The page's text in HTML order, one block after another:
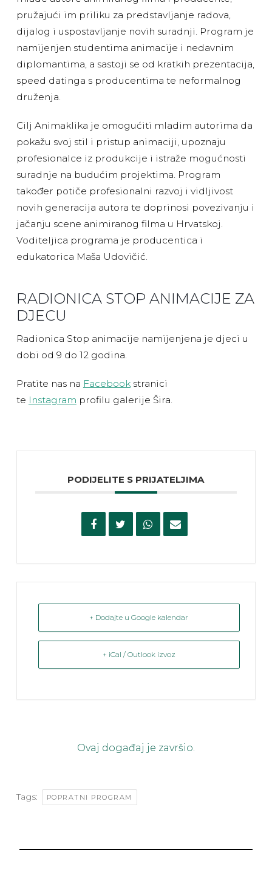
pružajući im priliku za predstavljanje radova,
dijalog i uspostavljanje novih suradnji. Program je
namijenjen studentima animacije i nedavnim
diplomantima, a sastoji se od kratkih prezentacija,
speed datinga s producentima te neformalnog
druženja.
Cilj Animaklika je omogućiti mladim autorima da
pokažu svoj stil i pristup animaciji, upoznaju
profesionalce iz produkcije i istraže mogućnosti
suradnje na budućim projektima. Program
također potiče profesionalni razvoj i vidljivost
novih generacija autora te doprinosi povezivanju i
jačanju scene animiranog filma u Hrvatskoj.
Voditeljica programa je producentica i
edukatorica Maša Udovičić.
RADIONICA STOP ANIMACIJE ZA
DJECU
Radionica Stop animacije namijenjena je djeci u
dobi od 9 do 12 godina.
Pratite nas na Facebookstranici
te Instagram profilu galerije Šira.
PODIJELITE S PRIJATELJIMA
+ Dodajte u Google kalendar
+ iCal / Outlook izvoz
Ovaj događaj je završio.
Tags: POPRATNI PROGRAM